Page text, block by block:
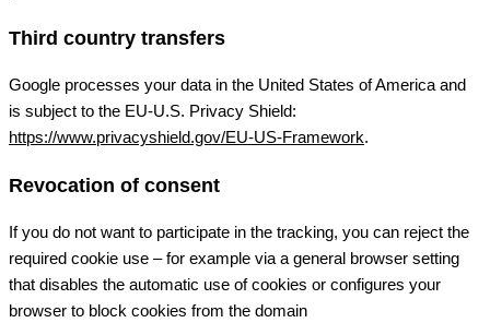
Third country transfers
Google processes your data in the United States of America and
is subject to the EU-U.S. Privacy Shield:
https://www.privacyshield.gov/EU-US-Framework.
Revocation of consent
If you do not want to participate in the tracking, you can reject the
required cookie use – for example via a general browser setting
that disables the automatic use of cookies or configures your
browser to block cookies from the domain